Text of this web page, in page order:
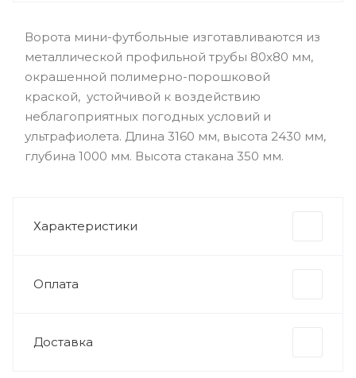
Ворота мини-футбольные изготавливаются из
металлической профильной трубы 80х80 мм,
окрашенной полимерно-порошковой
краской, устойчивой к воздействию
неблагоприятных погодных условий и
ультрафиолета. Длина 3160 мм, высота 2430 мм,
глубина 1000 мм. Высота стакана 350 мм.
Характеристики
Оплата
Доставка